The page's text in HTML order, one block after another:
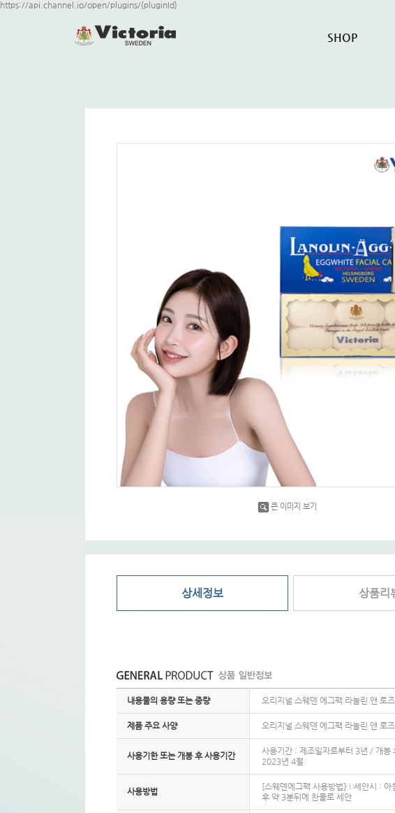
https://api.channel.io/open/plugins/{pluginId}
SHOP
큰 이미지 보기
상세정보 상품리
내용물의 용량 또는 중량 오리지널 스웨덴 에그팩 라놀린 앤
제품 주요 사양 오리지널 스웨덴 에그팩 라놀린 앤 로
사용기한 또는 개봉 후 사용기간
사용기간 : 제조일자로부터 3년 / 개
2023년 4월
사용방법
[스웨덴에그팩 사용방법]①세안시 : 아
후 약 3분뒤에 찬물로 세안